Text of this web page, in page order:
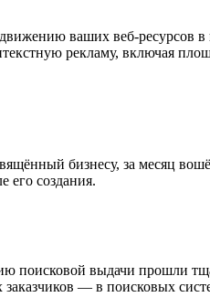
ваших веб-ресурсов в
рекламу, включая
бизнесу, за месяц
его создания.
поисковой выдачи прошли
заказчиков — в поисковых